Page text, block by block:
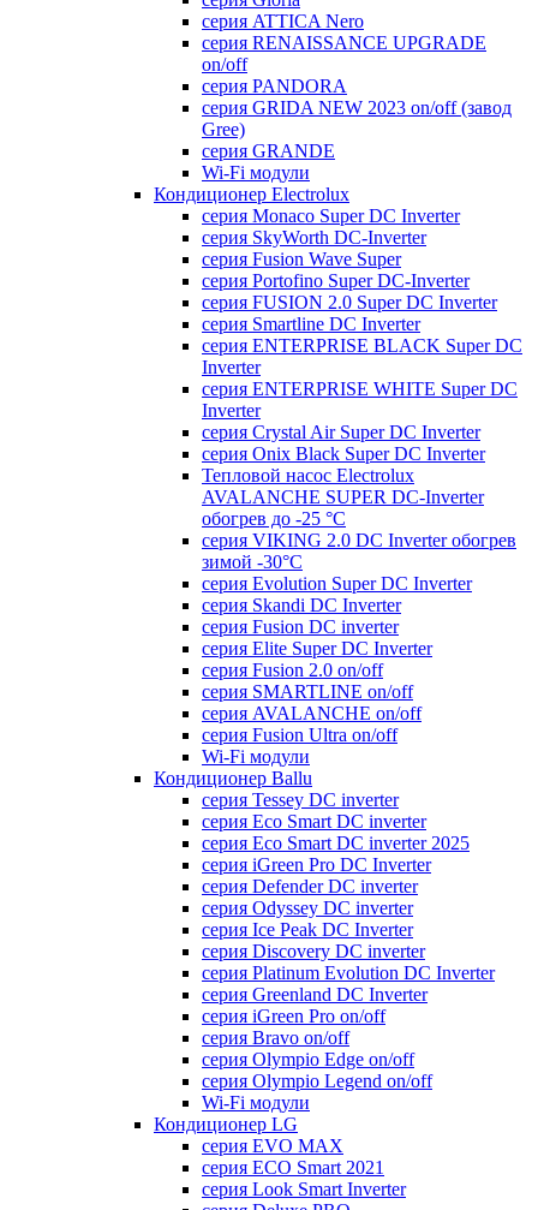
серия ATTICA Nero
серия RENAISSANCE UPGRADE
on/off
серия PANDORA
серия GRIDA NEW 2023 on/off (завод
Gree)
серия GRANDE
Wi-Fi модули
Кондиционер Electrolux
серия Monaco Super DC Inverter
серия SkyWorth DC-Inverter
серия Fusion Wave Super
серия Portofino Super DC-Inverter
серия FUSION 2.0 Super DC Іnverter
серия Smartline DC Inverter
серия ENTERPRISE BLACK Super DC
Inverter
серия ENTERPRISE WHITE Super DC
Inverter
серия Crystal Air Super DC Inverter
серия Onix Black Super DC Inverter
Тепловой насос Electrolux
AVALANCHE SUPER DC-Inverter
обогрев до -25 °С
серия VIKING 2.0 DC Inverter обогрев
зимой -30°С
серия Evolution Super DC Inverter
серия Skandi DC Inverter
серия Fusion DC inverter
серия Elite Super DC Inverter
серия Fusion 2.0 on/off
серия SMARTLINE on/off
серия AVALANCHE on/off
серия Fusion Ultra on/off
Wi-Fi модули
Кондиционер Ballu
серия Tessey DC inverter
серия Eco Smart DC inverter
серия Eco Smart DC inverter 2025
серия iGreen Pro DC Inverter
серия Defender DC inverter
серия Odyssey DC inverter
серия Ice Peak DС Inverter
cерия Discovery DC inverter
серия Platinum Evolution DC Inverter
серия Greenland DC Inverter
серия iGreen Pro on/off
серия Bravo on/off
серия Olympio Edge on/off
серия Olympio Legend on/off
Wi-Fi модули
Кондиционер LG
серия EVO MAX
серия ECO Smart 2021
серия Look Smart Inverter